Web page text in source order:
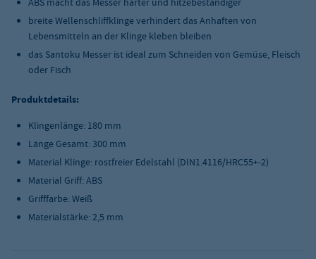
breite Wellenschliffklinge verhindert das Anhaften von
Lebensmitteln an der Klinge kleben bleiben
das Santoku Messer ist ideal zum Schneiden von Gemüse, Fleisch
oder Fisch
Produktdetails:
Klingenlänge: 180 mm
Länge Gesamt: 300 mm
Material Klinge: rostfreier Edelstahl (DIN1.4116/HRC55+-2)
Material Griff: ABS
Grifffarbe: Weiß
Materialstärke: 2,5 mm